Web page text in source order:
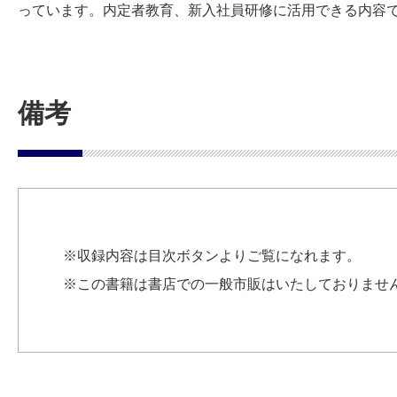
っています。内定者教育、新入社員研修に活用できる内容で
備考
※収録内容は目次ボタンよりご覧になれます。
※この書籍は書店での一般市販はいたしておりませ